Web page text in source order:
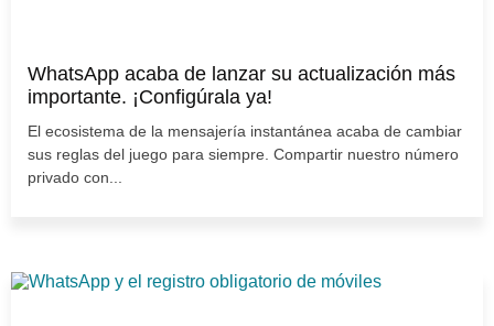
WhatsApp acaba de lanzar su actualización más
importante. ¡Configúrala ya!
El ecosistema de la mensajería instantánea acaba de cambiar
sus reglas del juego para siempre. Compartir nuestro número
privado con...